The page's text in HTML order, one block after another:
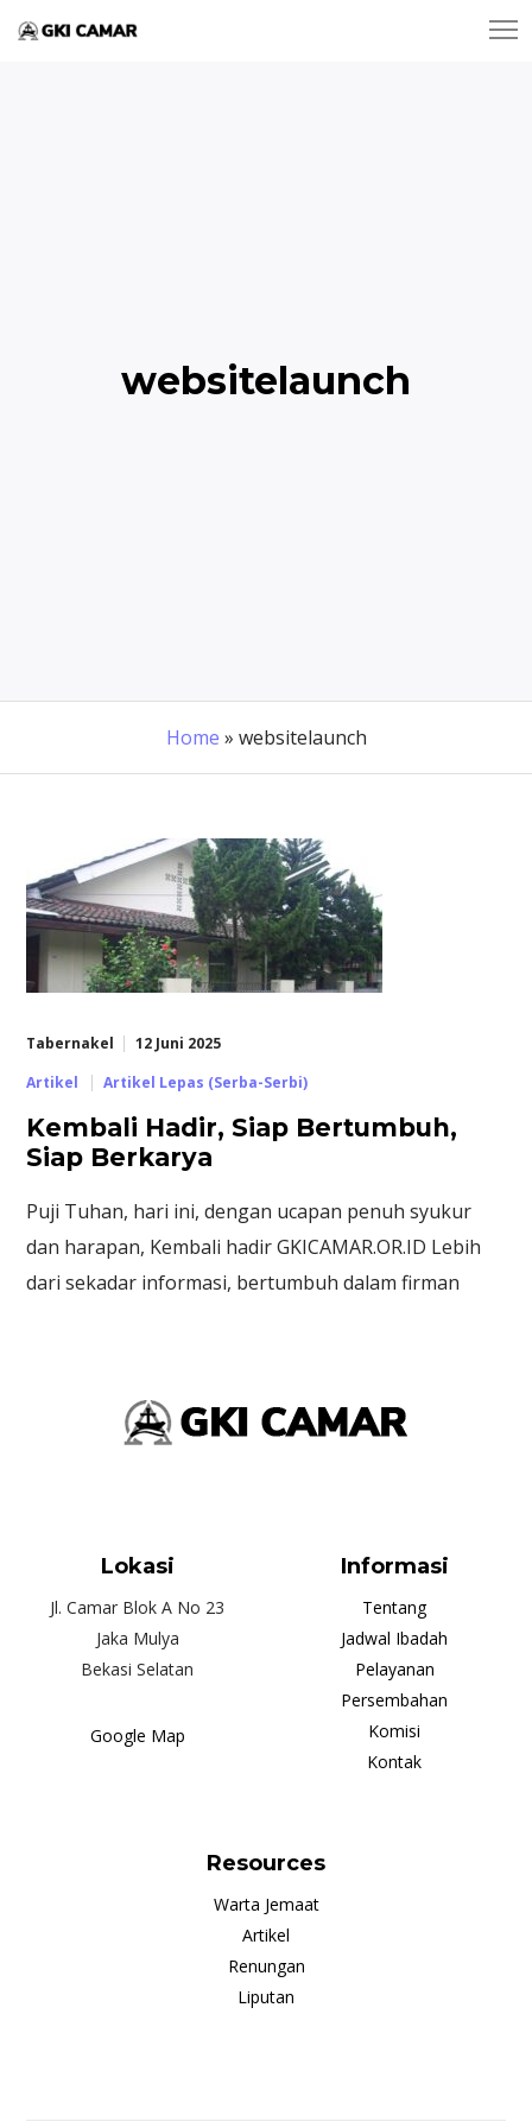
websitelaunch
Home » websitelaunch
Tabernakel
12 Juni 2025
Artikel
Artikel Lepas (Serba-Serbi)
Kembali Hadir, Siap Bertumbuh,
Siap Berkarya
Puji Tuhan, hari ini, dengan ucapan penuh syukur
dan harapan, Kembali hadir GKICAMAR.OR.ID Lebih
dari sekadar informasi, bertumbuh dalam firman
Lokasi
Jl. Camar Blok A No 23
Jaka Mulya
Bekasi Selatan
Google Map
Informasi
Tentang
Jadwal Ibadah
Pelayanan
Persembahan
Komisi
Kontak
Resources
Warta Jemaat
Artikel
Renungan
Liputan